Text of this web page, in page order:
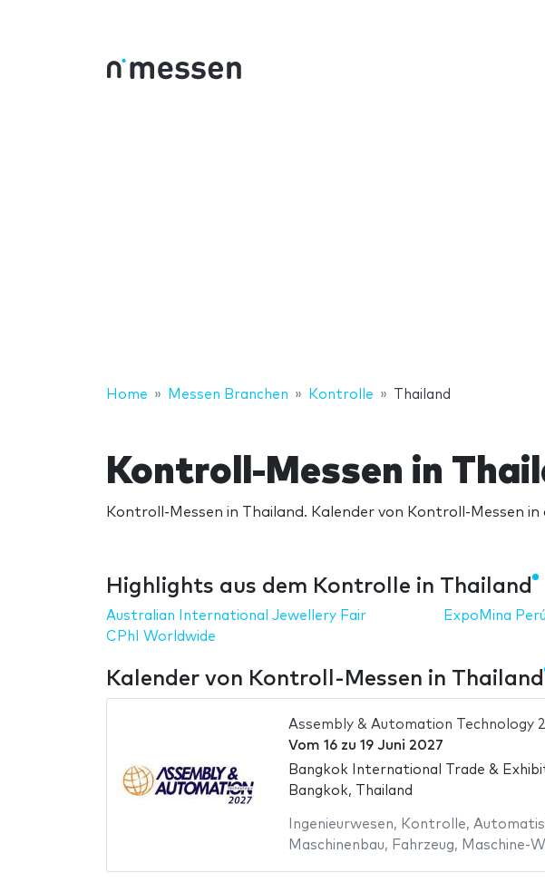
Home Messen Branchen Kontrolle Thailand
Kontroll-Messen in
Kontroll-Messen in Thailand. Kalender von Kontroll-Messen
Highlights aus dem Kontrolle in Thailand
Australian International Jewellery Fair
CPhI Worldwide
ExpoMina Perú
Kalender von Kontroll-Messen in Thailand
Assembly & Automation Technology
Vom 16zu 19 Juni 2027
Bangkok International Trade &
Bangkok, Thailand
Ingenieurwesen, Kontrolle,
Maschinenbau, Fahrzeug, Maschine-